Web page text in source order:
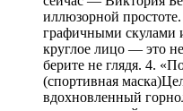
иллюзорной
графичными скулами
круглое лицо — это
берите не глядя. 4.
(спортивная
вдохновленный